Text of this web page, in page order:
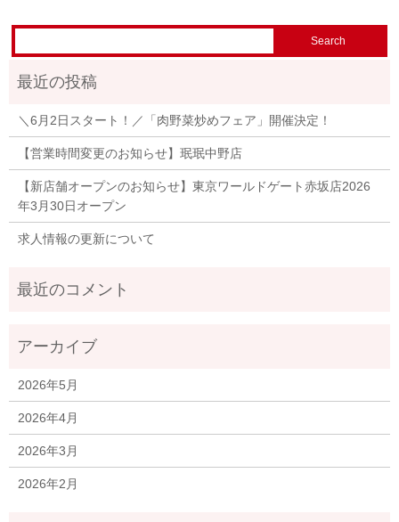
＼6月2日スタート！／「肉野菜炒めフェア」開催決定！
【営業時間変更のお知らせ】珉珉中野店
【新店舗オープンのお知らせ】東京ワールドゲート赤坂店2026
年3月30日オープン
求人情報の更新について
2026年5月
2026年4月
2026年3月
2026年2月